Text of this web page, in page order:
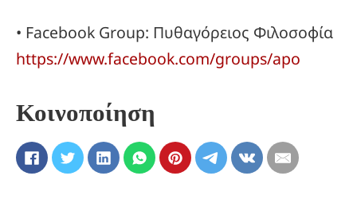
• Facebook Group: Πυθαγόρειος Φιλοσοφία
https://www.facebook.com/groups/apo
Κοινοποίηση